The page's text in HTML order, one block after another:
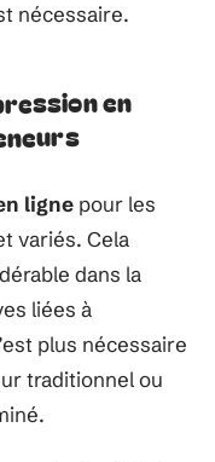
nécessaire.
en
ligne pour les
variés. Cela
dans la
liées à
plus nécessaire
traditionnel ou